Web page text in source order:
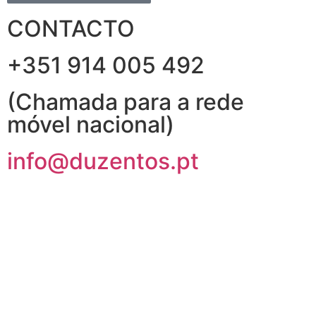
CONTACTO
+351 914 005 492
(Chamada para a rede
móvel nacional)
info@duzentos.pt